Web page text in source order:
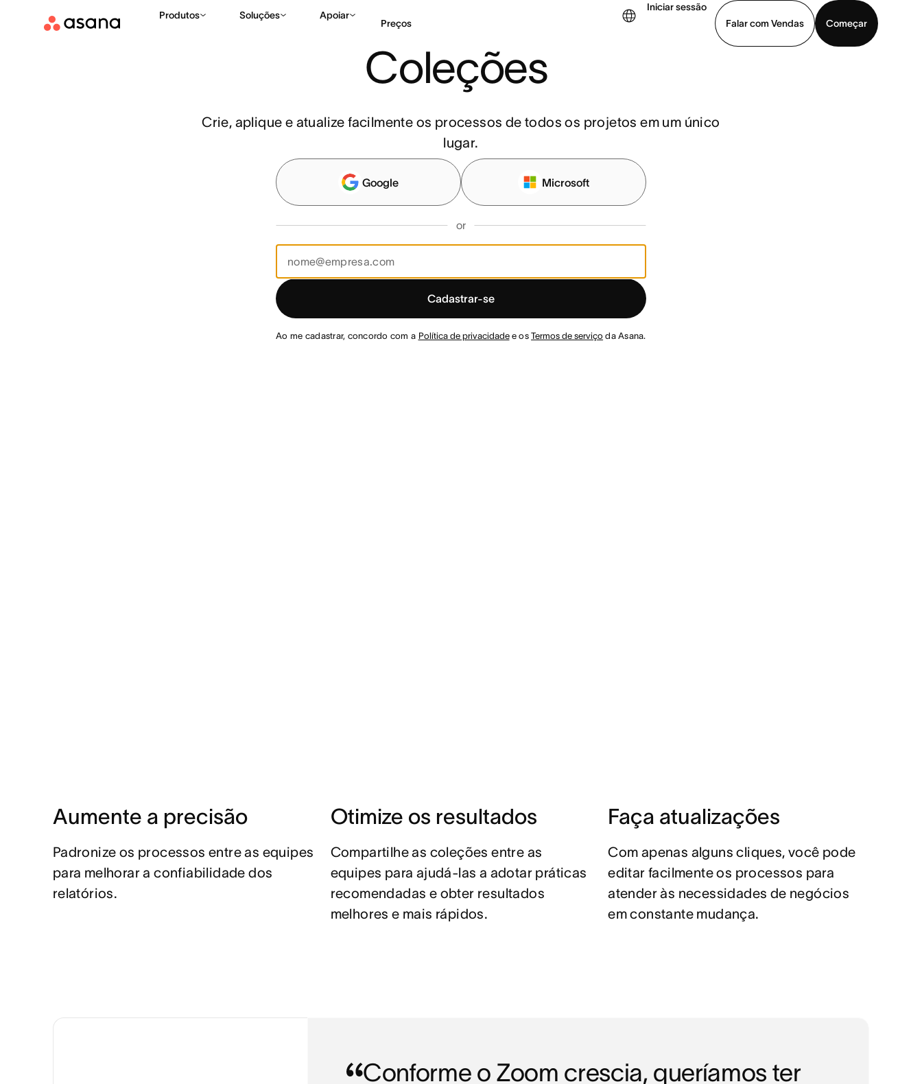
Produtos Soluções Apoiar
Preços
Iniciar sessão
Falar com Vendas
Começar
Falar com Vendas
Fluxos de trabalho e automatização Coleções
Coleções
Crie, aplique e atualize facilmente os processos de todos os projetos em um único
lugar.
Google Microsoft
or
Cadastrar-se
Ao me cadastrar, concordo com a Política de privacidadee osTermos de serviço da Asana.
Aumente a precisão
Padronize os processos entre as equipes
para melhorar a confiabilidade dos
relatórios.
Otimize os resultados
Compartilhe as coleções entre as
equipes para ajudá-las a adotar práticas
recomendadas e obter resultados
melhores e mais rápidos.
Faça atualizações
Com apenas alguns cliques, você pode
editar facilmente os processos para
atender às necessidades de negócios
em constante mudança.
Conforme o Zoom crescia, queríamos ter